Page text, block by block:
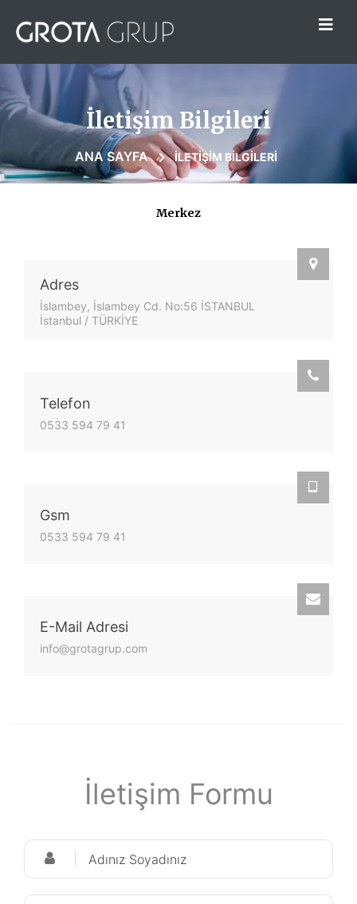
İletişim Bilgileri
ANA SAYFA İLETIŞIM BILGILERI
Merkez
Adres
İslambey, İslambey Cd. No:56 İSTANBUL
İstanbul / TÜRKİYE
Telefon
0533 594 79 41
Gsm
0533 594 79 41
E-Mail Adresi
info@grotagrup.com
İletişim Formu